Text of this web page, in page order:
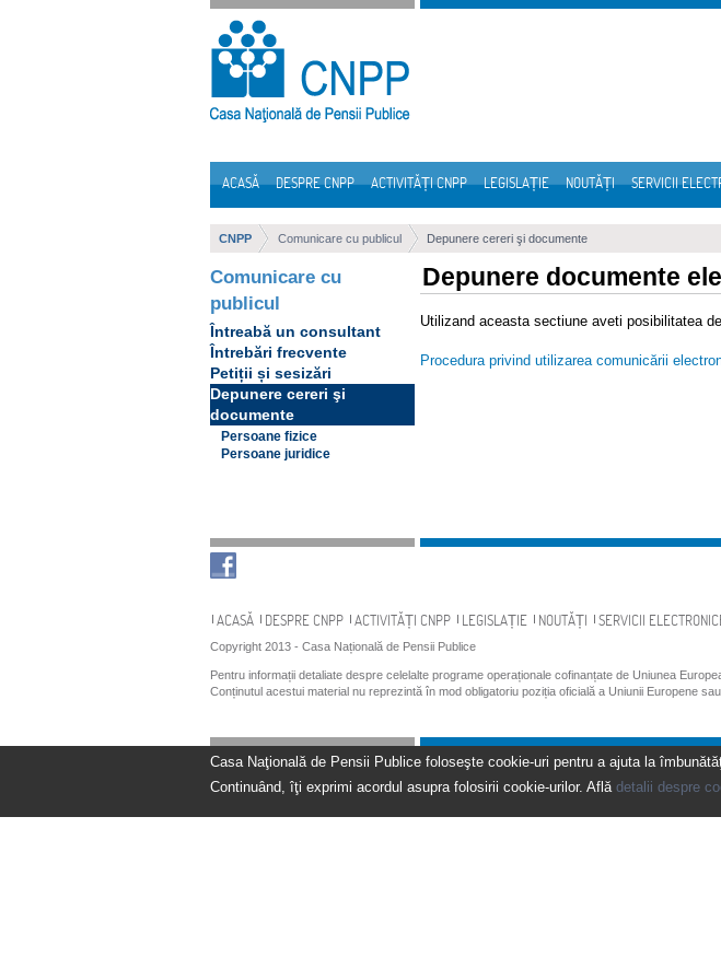
Sari la continut
ACASĂ DESPRE CNPP ACTIVITĂȚI CNPP LEGISLAȚIE NOUTĂȚI SERVICII
CNPP Comunicare cu publicul Depunere cereri şi documente
Comunicare cu
publicul
Întreabă un consultant
Întrebări frecvente
Petiții și sesizări
Depunere cereri şi
documente
Persoane fizice
Persoane juridice
Depunere documente
Utilizand aceasta sectiune aveti posibilitatea
Procedura privind utilizarea comunicării
Navigare
ACASĂ DESPRE CNPP ACTIVITĂȚI CNPP LEGISLAȚIE NOUTĂȚI SERVICII
Copyright 2013 - Casa Națională de Pensii Publice
Pentru informații detaliate despre celelalte programe operaționale cofinanțate de Uniunea
Conținutul acestui material nu reprezintă în mod obligatoriu poziția oficială a Uniunii Europene
Casa Naţională de Pensii Publice foloseşte cookie-uri pentru a ajuta la
Continuând, îţi exprimi acordul asupra folosirii cookie-urilor. Află detalii despre